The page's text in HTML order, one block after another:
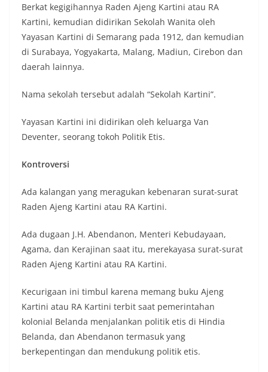
Berkat kegigihannya Raden Ajeng Kartini atau RA
Kartini, kemudian didirikan Sekolah Wanita oleh
Yayasan Kartini di Semarang pada 1912, dan kemudian
di Surabaya, Yogyakarta, Malang, Madiun, Cirebon dan
daerah lainnya.
Nama sekolah tersebut adalah “Sekolah Kartini”.
Yayasan Kartini ini didirikan oleh keluarga Van
Deventer, seorang tokoh Politik Etis.
Kontroversi
Ada kalangan yang meragukan kebenaran surat-surat
Raden Ajeng Kartini atau RA Kartini.
Ada dugaan J.H. Abendanon, Menteri Kebudayaan,
Agama, dan Kerajinan saat itu, merekayasa surat-surat
Raden Ajeng Kartini atau RA Kartini.
Kecurigaan ini timbul karena memang buku Ajeng
Kartini atau RA Kartini terbit saat pemerintahan
kolonial Belanda menjalankan politik etis di Hindia
Belanda, dan Abendanon termasuk yang
berkepentingan dan mendukung politik etis.